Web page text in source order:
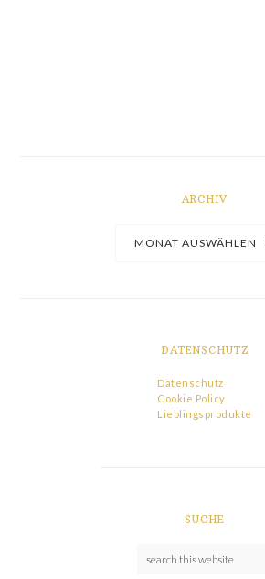
ARCHIV
DATENSCHUTZ
Datenschutz
Cookie Policy
Lieblingsprodukte
SUCHE